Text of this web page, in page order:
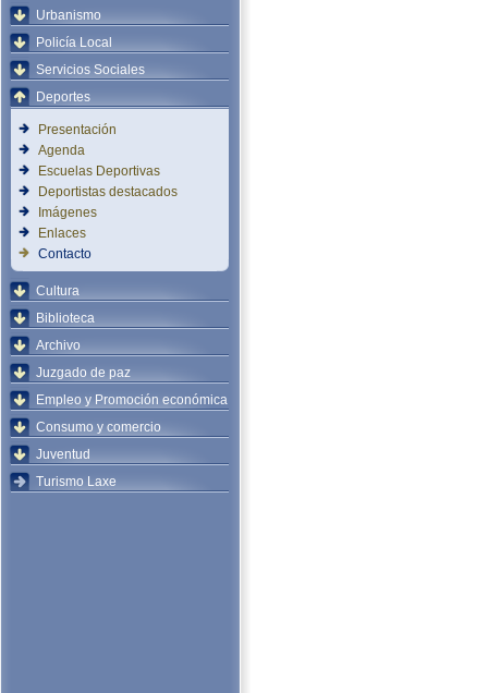
Urbanismo
Policía Local
Servicios Sociales
Deportes
Presentación
Agenda
Escuelas Deportivas
Deportistas destacados
Imágenes
Enlaces
Contacto
Cultura
Biblioteca
Archivo
Juzgado de paz
Empleo y Promoción económica
Consumo y comercio
Juventud
Turismo Laxe